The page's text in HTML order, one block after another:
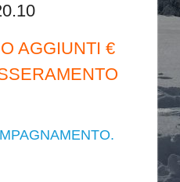
AGGIUNTI €